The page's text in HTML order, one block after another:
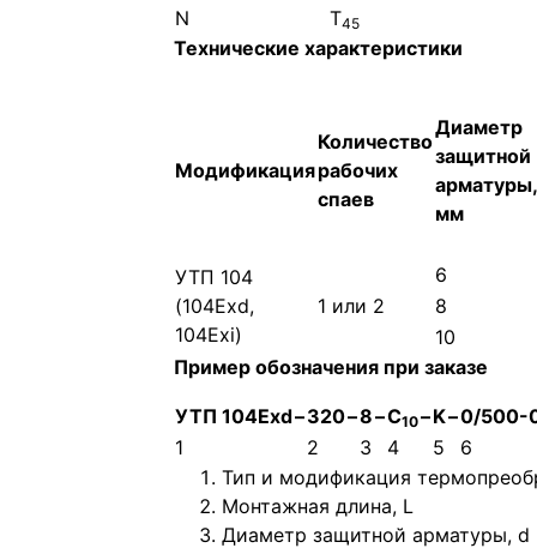
N Т45
Технические характеристики
Модификация
Количество
рабочих
спаев
Диаметр
защитной
мм
УТП 104
(104Exd,
104Exi)
1 или 2
6
8
10
Пример обозначения при заказе
УТП 104Exd–320–8–С10–K–0/500-
1
2 3 4 5
6
Тип и модификация
Монтажная длина, L
Диаметр защитной арматуры, d